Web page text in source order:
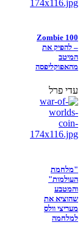
Zombie 100
– להפיק את
המיטב
מהאפוקליפסה
עדי פרל
"מלחמת
העולמות"
והמטבע
שהוציא את
מעריצי וולס
למלחמה